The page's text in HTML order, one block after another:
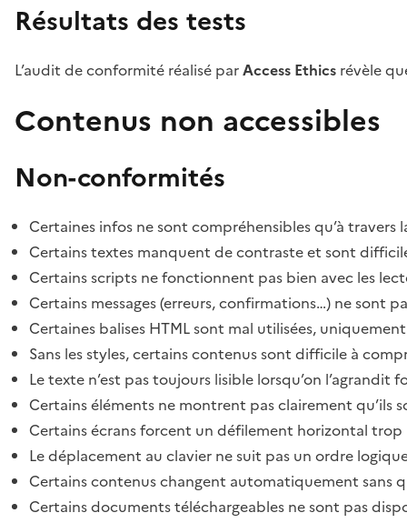
Résultats des tests
L’audit de conformité réalisé parAccess Ethics révèle
Contenus non accessibles
Non-conformités
Certaines infos ne sont compréhensibles qu’à travers
Certains textes manquent de contraste et sont
Certains scripts ne fonctionnent pas bien avec les
Certains messages (erreurs, confirmations…) ne sont
Certaines balises HTML sont mal utilisées,
Sans les styles, certains contenus sont difficile à
Le texte n’est pas toujours lisible lorsqu’on l’agrandit
Certains éléments ne montrent pas clairement qu’ils
Certains écrans forcent un défilement horizontal
Le déplacement au clavier ne suit pas un ordre
Certains contenus changent automatiquement sans
Certains documents téléchargeables ne sont pas